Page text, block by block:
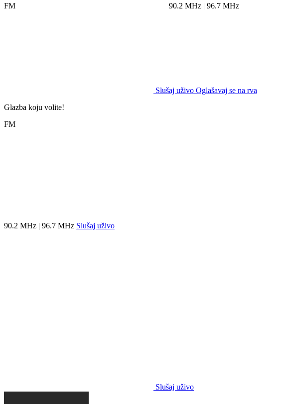
FM 90.2 MHz | 96.7 MHz
Slušaj uživo Oglašavaj se na rva
Glazba koju volite!
FM
90.2 MHz | 96.7 MHz Slušaj uživo
Slušaj uživo